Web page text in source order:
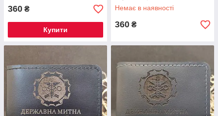
360 ₴
Купити
Немає в наявності
360 ₴